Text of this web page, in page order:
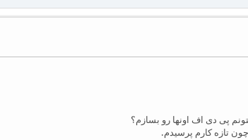
پی دی اف اونها رو بسازم؟
تازه کارم پرسیدم.